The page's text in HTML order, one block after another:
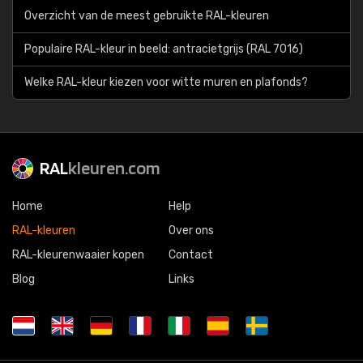
Overzicht van de meest gebruikte RAL-kleuren
Populaire RAL-kleur in beeld: antracietgrijs (RAL 7016)
Welke RAL-kleur kiezen voor witte muren en plafonds?
RALkleuren.com
Home
RAL-kleuren
RAL-kleurenwaaier kopen
Blog
Help
Over ons
Contact
Links